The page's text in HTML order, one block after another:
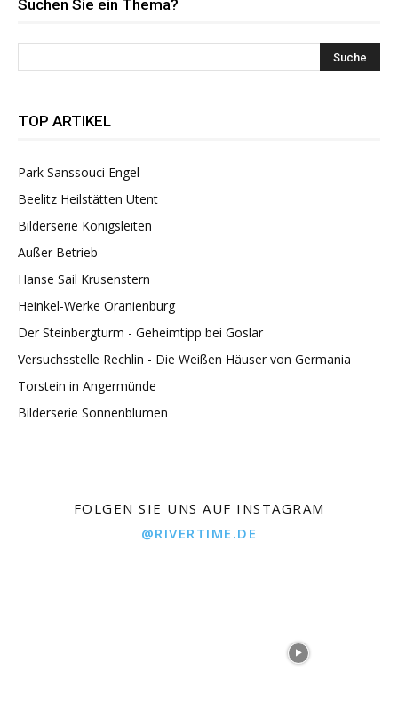
Suchen Sie ein Thema?
TOP ARTIKEL
Park Sanssouci Engel
Beelitz Heilstätten Utent
Bilderserie Königsleiten
Außer Betrieb
Hanse Sail Krusenstern
Heinkel-Werke Oranienburg
Der Steinbergturm - Geheimtipp bei Goslar
Versuchsstelle Rechlin - Die Weißen Häuser von Germania
Torstein in Angermünde
Bilderserie Sonnenblumen
FOLGEN SIE UNS AUF INSTAGRAM
@RIVERTIME.DE